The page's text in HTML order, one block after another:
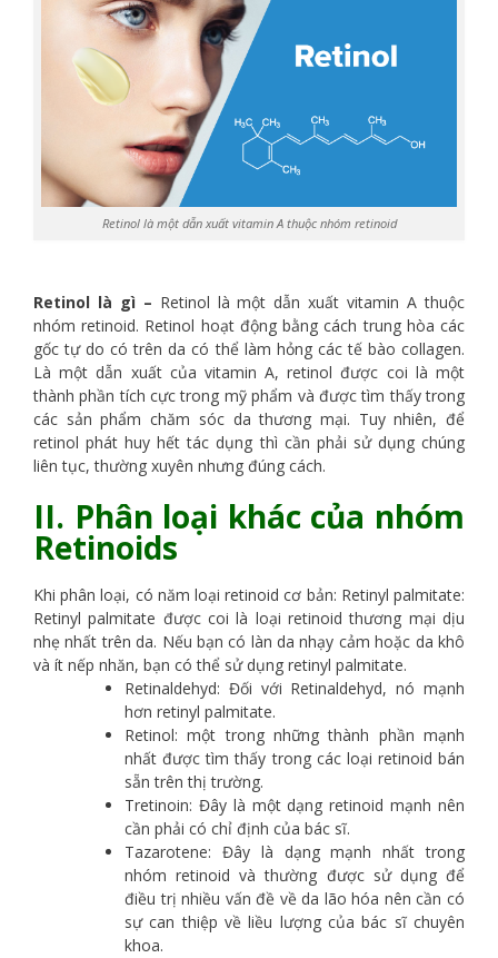
Retinol là một dẫn xuất vitamin A thuộc nhóm retinoid
Retinol là gì – Retinol là một dẫn xuất vitamin A thuộc
nhóm retinoid. Retinol hoạt động bằng cách trung hòa các
gốc tự do có trên da có thể làm hỏng các tế bào collagen.
Là một dẫn xuất của vitamin A, retinol được coi là một
thành phần tích cực trong mỹ phẩm và được tìm thấy trong
các sản phẩm chăm sóc da thương mại. Tuy nhiên, để
retinol phát huy hết tác dụng thì cần phải sử dụng chúng
liên tục, thường xuyên nhưng đúng cách.
II. Phân loại khác của nhóm
Retinoids
Khi phân loại, có năm loại retinoid cơ bản: Retinyl palmitate:
Retinyl palmitate được coi là loại retinoid thương mại dịu
nhẹ nhất trên da. Nếu bạn có làn da nhạy cảm hoặc da khô
và ít nếp nhăn, bạn có thể sử dụng retinyl palmitate.
Retinaldehyd: Đối với Retinaldehyd, nó mạnh
hơn retinyl palmitate.
Retinol: một trong những thành phần mạnh
nhất được tìm thấy trong các loại retinoid bán
sẵn trên thị trường.
Tretinoin: Đây là một dạng retinoid mạnh nên
cần phải có chỉ định của bác sĩ.
Tazarotene: Đây là dạng mạnh nhất trong
nhóm retinoid và thường được sử dụng để
điều trị nhiều vấn đề về da lão hóa nên cần có
sự can thiệp về liều lượng của bác sĩ chuyên
khoa.